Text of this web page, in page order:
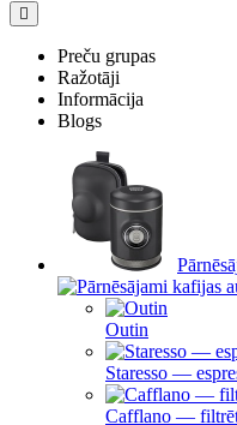
Preču grupas
Ražotāji
Informācija
Blogs
Outin
Staresso —
Cafflano —